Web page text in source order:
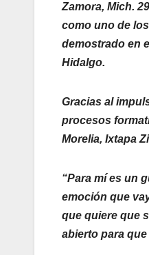
Zamora, Mich.
como uno de
demostrado en
Hidalgo.
Gracias al
procesos
Morelia, Ixtapa
“Para mí es un
emoción que
que quiere que
abierto para